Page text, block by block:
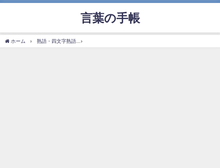
言葉の手帳
ホーム 熟語・四文字熟語